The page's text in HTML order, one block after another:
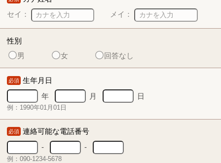
セイ：
メイ：
性別
男
女 回答なし
必須 生年月日
年
月 日
例：1990年01月01日
必須 連絡可能な電話番号
-
-
例：090-1234-5678